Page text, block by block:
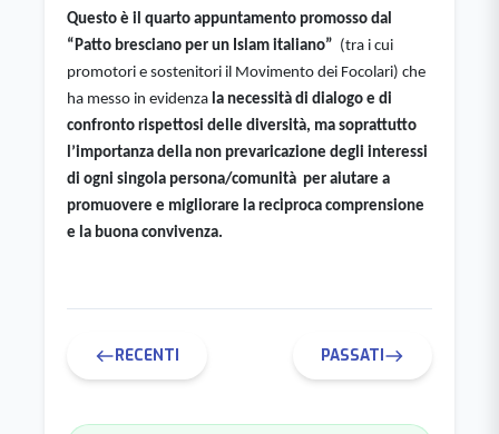
Questo è il quarto appuntamento promosso dal
“Patto bresciano per un Islam italiano” (tra i cui
promotori e sostenitori il Movimento dei Focolari) che
ha messo in evidenza la necessità di dialogo e di
confronto rispettosi delle diversità, ma soprattutto
l’importanza della non prevaricazione degli interessi
di ogni singola persona/comunità  per aiutare a
promuovere e migliorare la reciproca comprensione
e la buona convivenza.
westRECENTI PASSATIeast